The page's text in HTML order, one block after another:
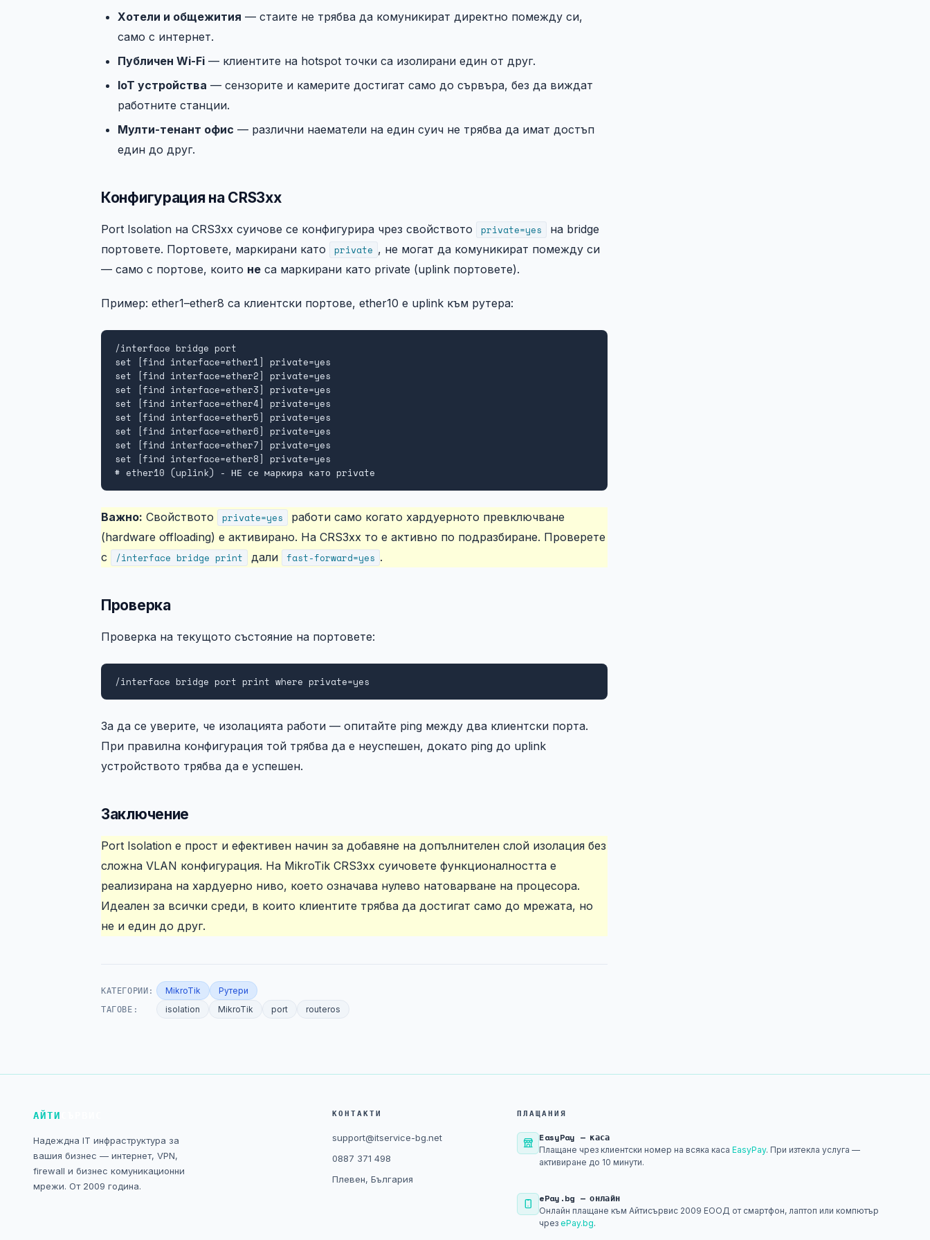
Хотели и общежития — стаите не трябва да комуникират директно помежду си,
само с интернет.
Публичен Wi-Fi — клиентите на hotspot точки са изолирани един от друг.
IoT устройства — сензорите и камерите достигат само до сървъра, без да виждат
работните станции.
Мулти-тенант офис — различни наематели на един суич не трябва да имат достъп
един до друг.
Конфигурация на CRS3xx
Port Isolation на CRS3xx суичове се конфигурира чрез свойството private=yes
на bridge
портовете. Портовете, маркирани като
private , не могат да комуникират помежду си
— само с портове, които не са маркирани като private (uplink портовете).
Пример: ether1–ether8 са клиентски портове, ether10 е uplink към рутера:
/interface bridge port
set [find interface=ether1] private=yes
set [find interface=ether2] private=yes
set [find interface=ether3] private=yes
set [find interface=ether4] private=yes
set [find interface=ether5] private=yes
set [find interface=ether6] private=yes
set [find interface=ether7] private=yes
set [find interface=ether8] private=yes
# ether10 (uplink) - НЕ се маркира като private
Важно: Свойството private=yes
работи само когато хардуерното превключване
(hardware offloading) е активирано. На CRS3xx то е активно по подразбиране. Проверете
с
/interface bridge print дали fast-forward=yes .
Проверка
Проверка на текущото състояние на портовете:
/interface bridge port print where private=yes
За да се уверите, че изолацията работи — опитайте ping между два клиентски порта.
При правилна конфигурация той трябва да е неуспешен, докато ping до uplink
устройството трябва да е успешен.
Заключение
Port Isolation е прост и ефективен начин за добавяне на допълнителен слой изолация без
сложна VLAN конфигурация. На MikroTik CRS3xx суичовете функционалността е
реализирана на хардуерно ниво, което означава нулево натоварване на процесора.
Идеален за всички среди, в които клиентите трябва да достигат само до мрежата, но
не и един до друг.
КАТЕГОРИИ: MikroTik Рутери
ТАГОВЕ: isolation MikroTik port routeros
АЙТИ
Надеждна IT инфраструктура за
вашия бизнес — интернет, VPN,
firewall и бизнес комуникационни
мрежи. От 2009 година.
КОНТАКТИ
support@itservice-bg.net
0887 371 498
Плевен, България
ПЛАЩАНИЯ
EasyPay — каса
Плащане чрез клиентски номер на всяка касаEasyPay. При изтекла услуга —
активиране до 10 минути.
ePay.bg — онлайн
Онлайн плащане към Айтисървис 2009 ЕООД от смартфон, лаптоп или компютър
чрезePay.bg.